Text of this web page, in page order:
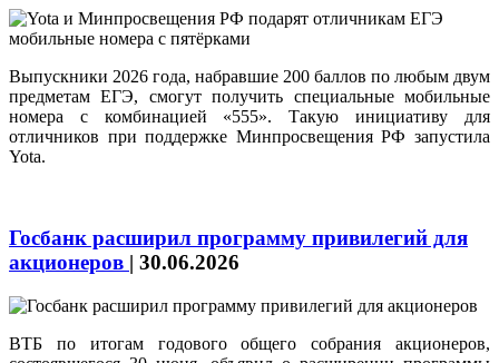
Выпускники 2026 года, набравшие 200 баллов по любым двум
предметам ЕГЭ, смогут получить специальные мобильные
номера с комбинацией «555». Такую инициативу для
отличников при поддержке Минпросвещения РФ запустила
Yota.
Госбанк расширил программу привилегий для
акционеров | 30.06.2026
ВТБ по итогам годового общего собрания акционеров,